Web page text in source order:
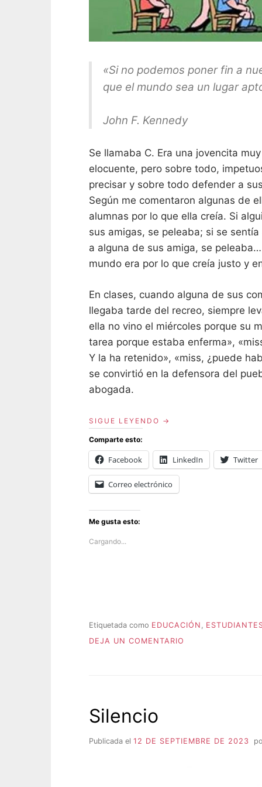
«Si no podemos poner fin a
que el mundo sea un lugar
John F. Kennedy
Se llamaba C. Era una jovencita
elocuente, pero sobre todo,
precisar y sobre todo defender a
Según me comentaron algunas de
alumnas por lo que ella creía. Si
sus amigas, se peleaba; si se
a alguna de sus amiga, se
mundo era por lo que creía justo y
En clases, cuando alguna de sus
llegaba tarde del recreo, siempre
ella no vino el miércoles porque su
tarea porque estaba enferma»,
Y la ha retenido», «miss, ¿puede
se convirtió en la defensora del
abogada.
SIGUE LEYENDO «¿CÓMO
UNA
ABOGADA?»
Comparte esto:
Facebook LinkedIn Twitter
Correo electrónico
Me gusta esto:
Cargando...
P
u
d
a
n
Etiquetada como EDUCACIÓN ,
DEJA UN COMENTARIO
Silencio
Publicada el 12 DE SEPTIEMBRE DE 2023